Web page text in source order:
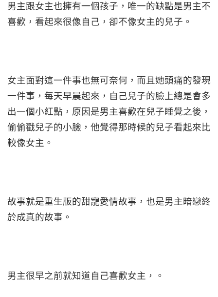
男主跟女主也擁有一個孩子，唯一的缺點是男主不
喜歡，看起來很像自己，卻不像女主的兒子。
女主面對這一件事也無可奈何，而且她頭痛的發現
一件事，每天早晨起來，自己兒子的臉上總是會多
出一個小紅點，原因是男主喜歡在兒子睡覺之後，
偷偷戳兒子的小臉，他覺得那時候的兒子看起來比
較像女主。
故事就是重生版的甜寵愛情故事，也是男主暗戀終
於成真的故事。
男主很早之前就知道自己喜歡女主，。